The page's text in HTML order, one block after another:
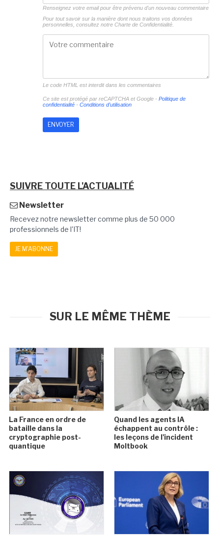
Renseignez votre email pour être prévenu d'un nouveau commentaire
Pour tout savoir sur la manière dont nous traitons vos données
personnelles, consultez notre Charte de Confidentialité.
Le code HTML est interdit dans les commentaires
Ce site est protégé par reCAPTCHA et Google - Politique de
confidentialité- Conditions d'utilisation
SUIVRE TOUTE L'ACTUALITÉ
Newsletter
Recevez notre newsletter comme plus de 50 000
professionnels de l'IT!
JE M'ABONNE
SUR LE MÊME THÈME
La France en ordre de
bataille dans la
cryptographie post-
quantique
Quand les agents IA
échappent au contrôle :
les leçons de l'incident
Moltbook